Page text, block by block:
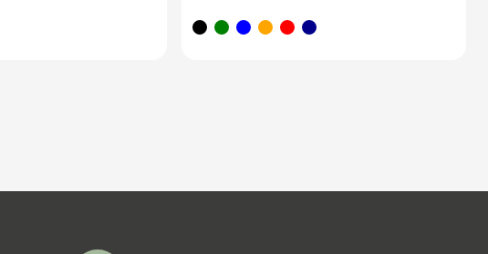
noir vert bleu orangerougebleu foncé